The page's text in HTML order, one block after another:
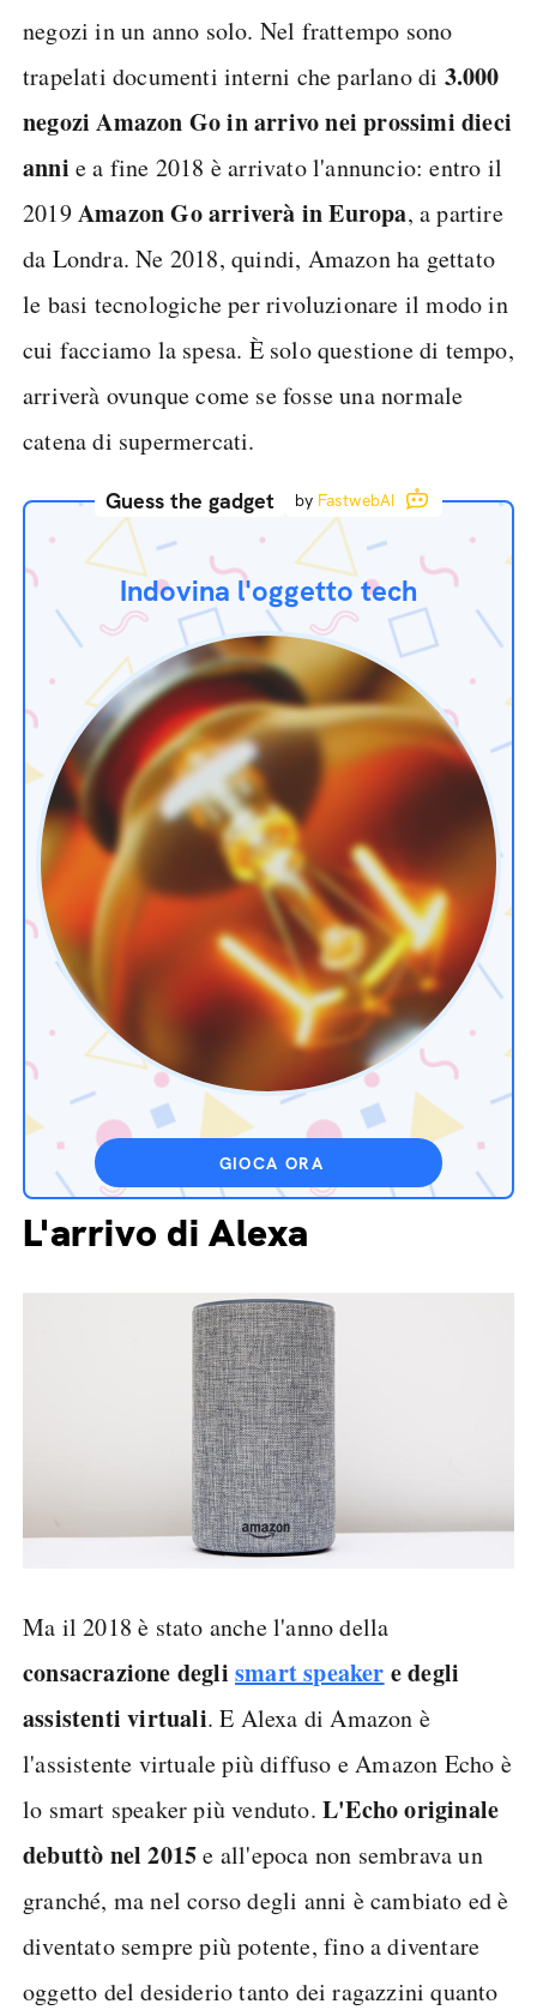
negozi in un anno solo. Nel frattempo sono
trapelati documenti interni che parlano di 3.000
negozi Amazon Go in arrivo nei prossimi dieci
anni e a fine 2018 è arrivato l'annuncio: entro il
2019Amazon Go arriverà in Europa, a partire
da Londra. Ne 2018, quindi, Amazon ha gettato
le basi tecnologiche per rivoluzionare il modo in
cui facciamo la spesa. È solo questione di tempo,
arriverà ovunque come se fosse una normale
catena di supermercati.
Guess the gadget by FastwebAI
Indovina l'oggetto tech
GIOCA ORA
L'arrivo di Alexa
Ma il 2018 è stato anche l'anno della
consacrazione degli smart speaker e degli
assistenti virtuali. E Alexa di Amazon è
l'assistente virtuale più diffuso e Amazon Echo è
lo smart speaker più venduto. L'Echo originale
debuttò nel 2015e all'epoca non sembrava un
granché, ma nel corso degli anni è cambiato ed è
diventato sempre più potente, fino a diventare
oggetto del desiderio tanto dei ragazzini quanto